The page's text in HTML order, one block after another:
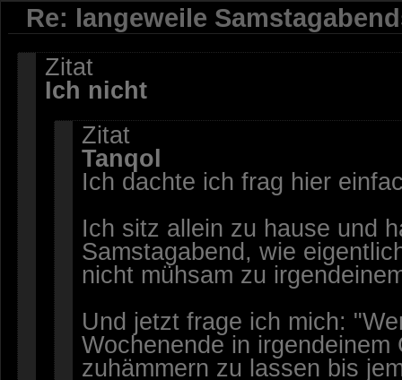
Re: langeweile
Zitat
Ich nicht
Zitat
Tanqol
Ich dachte ich frag hier
Ich sitz allein zu hause und
Samstagabend, wie
nicht mühsam zu
Und jetzt frage ich mich:
Wochenende in
zuhämmern zu lassen bis